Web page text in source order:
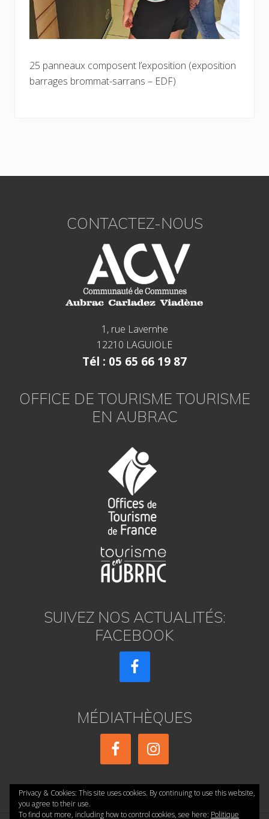
25 panneaux composent l’exposition (exposition
barrages brommat-sarrans – EDF)
CONTACTEZ-NOUS
1, rue Lavernhe
12210 LAGUIOLE
Tél : 05 65 66 19 87
OFFICE DE TOURISME TOURISME
EN AUBRAC
SUIVEZ NOS ACTUALITÉS:
FACEBOOK
MÉDIATHÈQUES
Privacy & Cookies: This site uses cookies. By continuing to use this website,
you agree to their use.
To find out more, including how to control cookies, see here: Politique